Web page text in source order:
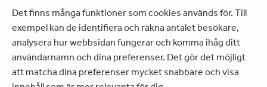
Det finns många funktioner som cookies används för. Till
exempel kan de identifiera och räkna antalet besökare,
analysera hur webbsidan fungerar och komma ihåg ditt
användarnamn och dina preferenser. Det gör det möjligt
att matcha dina preferenser mycket snabbare och visa